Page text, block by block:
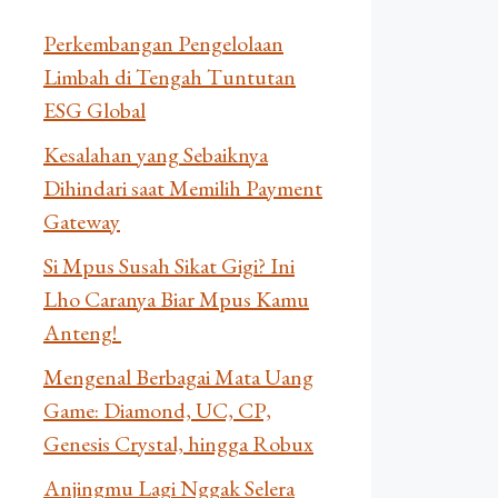
Perkembangan Pengelolaan
Limbah di Tengah Tuntutan
ESG Global
Kesalahan yang Sebaiknya
Dihindari saat Memilih Payment
Gateway
Si Mpus Susah Sikat Gigi? Ini
Lho Caranya Biar Mpus Kamu
Anteng!
Mengenal Berbagai Mata Uang
Game: Diamond, UC, CP,
Genesis Crystal, hingga Robux
Anjingmu Lagi Nggak Selera